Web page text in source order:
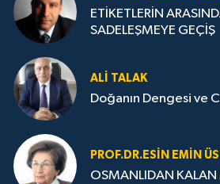
ETİKETLERİN
SADELEŞMEYE GEÇİŞ
ALI TALAK
Doğanın Dengesi ve
PROF.DR.ESIN EMIN
OSMANLIDAN KALAN